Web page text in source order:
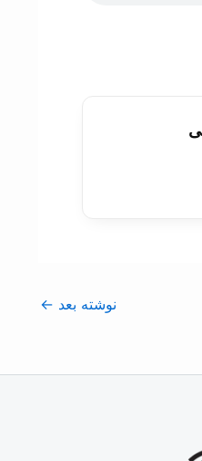
نوشته بعد ←